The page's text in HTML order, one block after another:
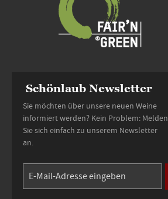
Schönlaub Newsletter
Sie möchten über unsere neuen Weine
informiert werden? Kein Problem: Melden
Sie sich einfach zu unserem Newsletter
an.